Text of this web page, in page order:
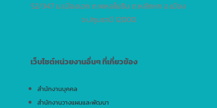
52/347 ม.เมืองเอก ถ.พหลโยธิน ต.หลักหก อ.เมือง
จ.ปทุมธานี 12000
เว็บไซต์หน่วยงานอื่นๆ ที่เกี่ยวข้อง
สำนักงานบุคคล
สำนักงานวางแผนและพัฒนา